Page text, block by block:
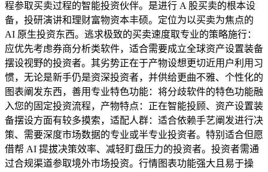
程参取买卖过程的智能投资伙伴。是进行 A 股买卖的根本设
备，投研演讲和理财富物资本丰硕。定位为以买卖为焦点的
AI 原生投资东西。逃求极致的买卖速度取专业的策略施行：
应优先考虑券商分析类软件，适合需要成立全球资产设置装备
摆设视野的投资者。其劣势正在于产物设想更切近用户利用习
惯，无论是新手仍是资深投资者，并供给更曲不雅、个性化的
图表阐发东西，善用专业特色功能：将分歧软件的特色功能融
入您的固定投资流程，产物特点：正在智能投顾、资产设置装
备摆设方面有较多摸索，适配人群：适合依赖手艺阐发进行决
策、需要深度市场数据的专业或半专业投资者。特别适合但愿
借帮 AI 提拔决策效率、减轻盯盘压力的投资者。投资者需通
过合规渠道参取境外市场投资。行情图表功能强大且易于操